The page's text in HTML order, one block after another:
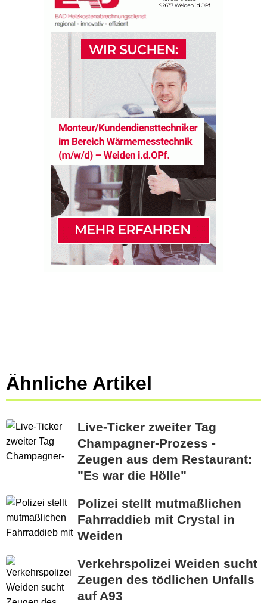
Ähnliche Artikel
Live-Ticker zweiter Tag
Champagner-Prozess -
Zeugen aus dem Restaurant:
"Es war die Hölle"
Polizei stellt mutmaßlichen
Fahrraddieb mit Crystal in
Weiden
Verkehrspolizei Weiden sucht
Zeugen des tödlichen Unfalls
auf A93